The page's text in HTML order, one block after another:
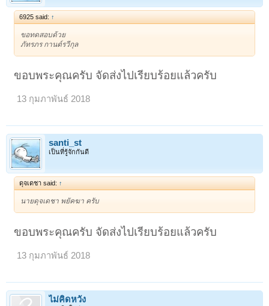
6925 said: ↑
ขอทดสอบด้วย
ภัทรภร กานต์รวีกุล
ขอบพระคุณครับ จัดส่งไปเรียบร้อยแล้วครับ
13 กุมภาพันธ์ 2018
santi_st
เป็นที่รู้จักกันดี
ดุจเดชา said: ↑
นายดุจเดชา พยัคฆา ครับ
ขอบพระคุณครับ จัดส่งไปเรียบร้อยแล้วครับ
13 กุมภาพันธ์ 2018
ไม่คิดหวัง